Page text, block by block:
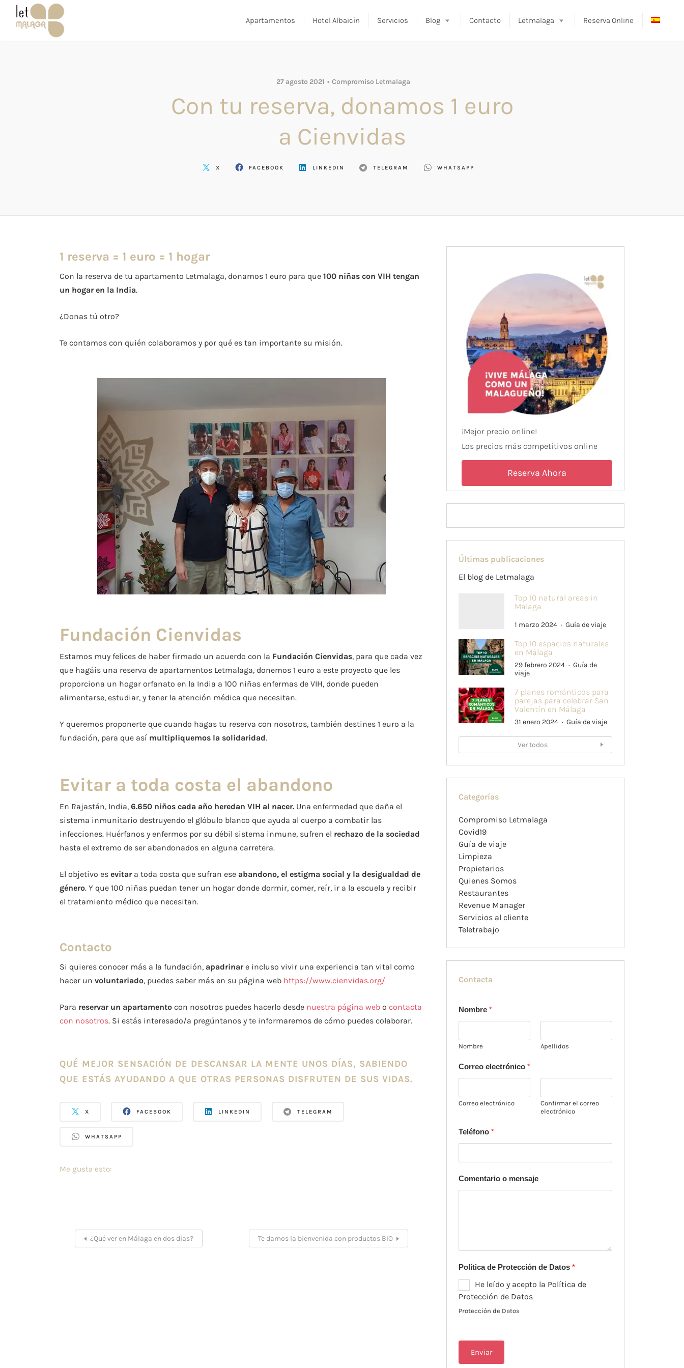
Apartamentos Hotel Albaicín Servicios Blog Contacto Letmalaga Reserva Online
27 agosto 2021 Compromiso Letmalaga
Con tu reserva, donamos 1 euro
a Cienvidas
X FACEBOOK LINKEDIN TELEGRAM WHATSAPP
1 reserva = 1 euro = 1 hogar
Con la reserva de tu apartamento Letmalaga, donamos 1 euro para que 100 niñas con VIH tengan
un hogar en la India.
¿Donas tú otro?
Te contamos con quién colaboramos y por qué es tan importante su misión.
Fundación Cienvidas
Estamos muy felices de haber firmado un acuerdo con la Fundación Cienvidas, para que cada vez
que hagáis una reserva de apartamentos Letmalaga, donemos 1 euro a este proyecto que les
proporciona un hogar orfanato en la India a 100 niñas enfermas de VIH, donde pueden
alimentarse, estudiar, y tener la atención médica que necesitan.
Y queremos proponerte que cuando hagas tu reserva con nosotros, también destines 1 euro a la
fundación, para que así multipliquemos la solidaridad.
Evitar a toda costa el abandono
En Rajastán, India, 6.650 niños cada año heredan VIH al nacer. Una enfermedad que daña el
sistema inmunitario destruyendo el glóbulo blanco que ayuda al cuerpo a combatir las
infecciones. Huérfanos y enfermos por su débil sistema inmune, sufren el rechazo de la sociedad
hasta el extremo de ser abandonados en alguna carretera.
El objetivo es evitara toda costa que sufran ese abandono, el estigma social y la desigualdad de
género. Y que 100 niñas puedan tener un hogar donde dormir, comer, reír, ir a la escuela y recibir
el tratamiento médico que necesitan.
Contacto
Si quieres conocer más a la fundación, apadrinare incluso vivir una experiencia tan vital como
hacer un voluntariado, puedes saber más en su página web https://www.cienvidas.org/
Para reservar un apartamento con nosotros puedes hacerlo desde nuestra página web o contacta
con nosotros. Si estás interesado/a pregúntanos y te informaremos de cómo puedes colaborar.
QUÉ MEJOR SENSACIÓN DE DESCANSAR LA MENTE UNOS DÍAS, SABIENDO
QUE ESTÁS AYUDANDO A QUE OTRAS PERSONAS DISFRUTEN DE SUS VIDAS.
X FACEBOOK LINKEDIN TELEGRAM
WHATSAPP
Me gusta esto:
¿Qué ver en Málaga en dos días? Te damos la bienvenida con productos BIO
¡Mejor precio online!
Los precios más competitivos online
Reserva Ahora
Últimas publicaciones
El blog de Letmalaga
Top 10 natural areas in
Malaga
1 marzo 2024 Guía de viaje
Top 10 espacios naturales
en Málaga
29 febrero 2024
Guía de
viaje
7 planes románticos para
parejas para celebrar San
Valentín en Málaga
31 enero 2024 Guía de viaje
Ver todos
Categorías
Compromiso Letmalaga
Covid19
Guía de viaje
Limpieza
Propietarios
Quienes Somos
Restaurantes
Revenue Manager
Servicios al cliente
Teletrabajo
Contacta
Nombre *
Nombre Apellidos
Correo electrónico *
Correo electrónico
Confirmar el correo
electrónico
Teléfono *
Comentario o mensaje
Política de Protección de Datos *
He leído y acepto la Política de
Protección de Datos
Protección de Datos
Enviar